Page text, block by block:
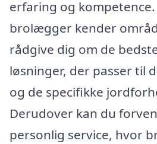
erfaring og kompetence.
brolægger kender
rådgive dig om de
løsninger, der passer til
og de specifikke
Derudover kan du
personlig service, hvor